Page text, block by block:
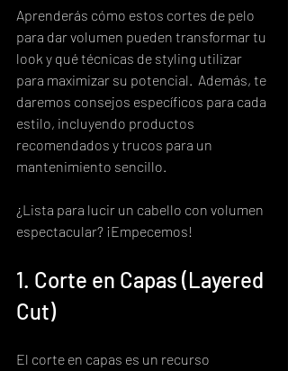
Aprenderás cómo estos cortes de pelo
para dar volumen pueden transformar tu
look y qué técnicas de styling utilizar
para maximizar su potencial.  Además, te
daremos consejos específicos para cada
estilo, incluyendo productos
recomendados y trucos para un
mantenimiento sencillo.
¿Lista para lucir un cabello con volumen
espectacular? ¡Empecemos!
1. Corte en Capas (Layered
Cut)
El corte en capas es un recurso